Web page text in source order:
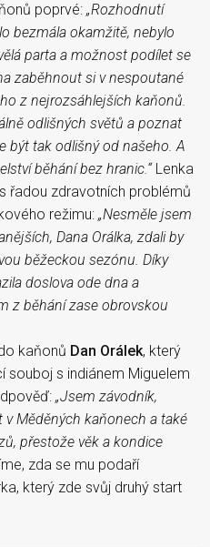
poprvé: „Rozhodnutí
bezmála okamžitě, nebylo
parta a možnost podílet se
zaběhnout si v nespoutané
z nejrozsáhlejších kaňonů.
odlišných světů a poznat
být tak odlišný od našeho. A
běhání bez hranic.“Lenka
řadou zdravotních problémů
režimu: „Nesměle jsem
Dana Orálka, zdali by
běžeckou sezónu. Díky
doslova ode dna a
z běhání zase obrovskou
kaňonů Dan Orálek, který
souboj s indiánem Miguelem
„Jsem závodník,
Měděných kaňonech a také
přestože věk a kondice
zda se mu podaří
který zde svůj druhý start